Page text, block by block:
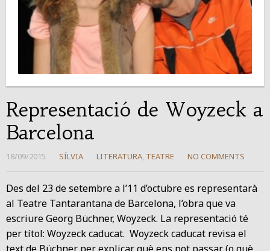
Representació de Woyzeck a
Barcelona
18/09/2015 SÍLVIA LITERATURA, TEATRE NO COMMENTS
Des del 23 de setembre a l’11 d’octubre es representarà
al Teatre Tantarantana de Barcelona, l’obra que va
escriure Georg Büchner, Woyzeck. La representació té
per títol: Woyzeck caducat. Woyzeck caducat revisa el